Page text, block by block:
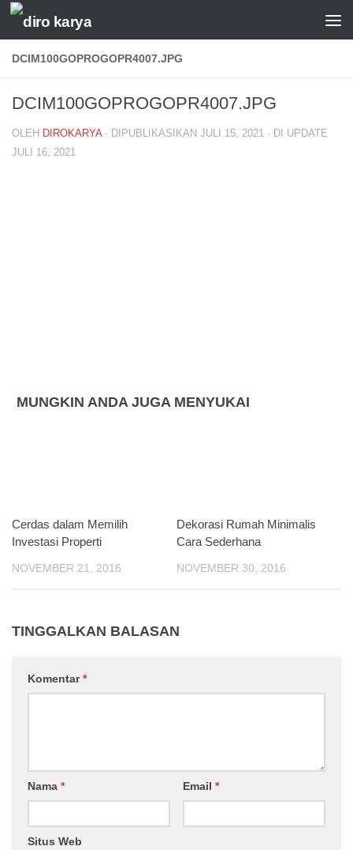
Skip to content
DCIM100GOPROGOPR4007.JPG
DCIM100GOPROGOPR4007.JPG
OLEH DIROKARYA · DIPUBLIKASIKAN JULI 15, 2021 · DI UPDATE
JULI 16, 2021
MUNGKIN ANDA JUGA MENYUKAI
Cerdas dalam Memilih
Investasi Properti
NOVEMBER 21, 2016
Dekorasi Rumah Minimalis
Cara Sederhana
NOVEMBER 30, 2016
TINGGALKAN BALASAN
Komentar*
Nama * Email *
Situs Web